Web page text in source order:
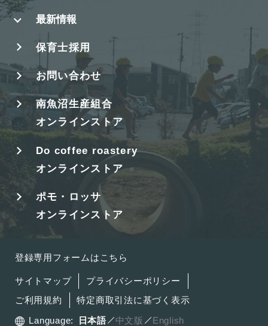
最新情報
保育士採用
お問い合わせ
南魚沼生産組合
オンラインストア
Do coffee roastery
オンラインストア
ポモ・ロッサ
オンラインストア
登録専用フォームはこちら
サイトマップ
プライバシーポリシー
ご利用規約
特定商取引法に基づく表示
Language: 日本語 中文版 English